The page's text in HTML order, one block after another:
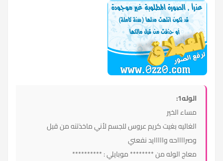
الوله1:
مساء الخير
الغاليه بغيت كريم عروس للجسم لأني ماخذتنه من قبل
وصرااااحه وااااايد نفعني
معاج الوله من ******** موبايلي : **********